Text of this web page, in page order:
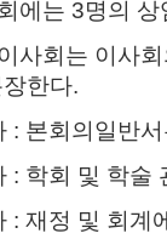
에는 3명의
사회는 이사
한다.
회의일반서
학회 및 학술
재정 및 회계